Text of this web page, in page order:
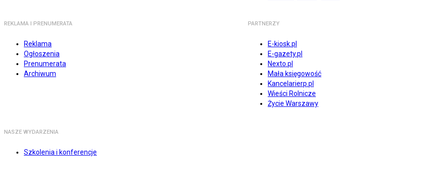
REKLAMA I PRENUMERATA
Reklama
Ogłoszenia
Prenumerata
Archiwum
PARTNERZY
E-kiosk.pl
E-gazety.pl
Nexto.pl
Mała księgowość
Kancelarierp.pl
Wieści Rolnicze
Życie Warszawy
NASZE WYDARZENIA
Szkolenia i konferencje